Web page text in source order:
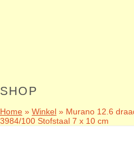
SHOP
Home » Winkel » Murano 12.6
3984/100 Stofstaal 7 x 10 cm